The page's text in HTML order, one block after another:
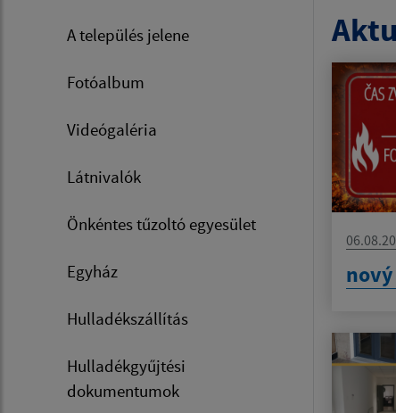
A település jelene
Fotóalbum
Videógaléria
Látnivalók
Önkéntes tűzoltó egyesület
Egyház
Hulladékszállítás
Hulladékgyűjtési
dokumentumok